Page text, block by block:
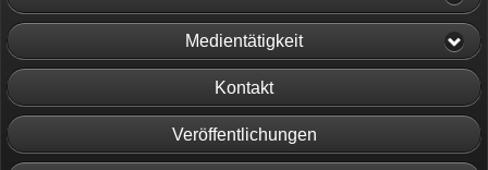
Medientätigkeit
Kontakt
Veröffentlichungen